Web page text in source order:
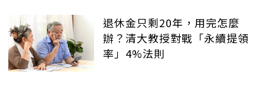
退休金只剩20年，用完怎麼
辦？清大教授對戰「永續提領
率」4%法則